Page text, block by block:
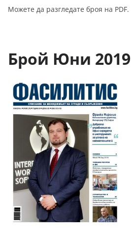
Можете да разгледате броя на PDF.
Брой Юни 2019